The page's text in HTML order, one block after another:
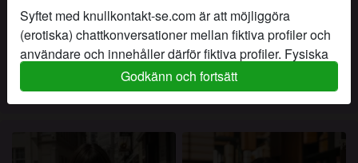
Syftet med knullkontakt-se.com är att möjliggöra
(erotiska) chattkonversationer mellan fiktiva profiler och
användare och innehåller därför fiktiva profiler. Fysiska
möten är inte möjliga med dessa fiktiva profiler. Riktiga
användare finns också på webbplatsen. För att skilja
Godkänn och fortsätt
Lägg till chat